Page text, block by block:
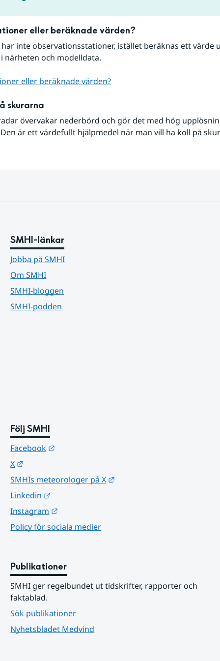
eller beräknade värden?
inte observationsstationer, istället beräknas ett värde
närheten och modelldata.
eller beräknade värden?
skurarna
övervakar nederbörd och gör det med hög
är ett värdefullt hjälpmedel när man vill ha koll på
SMHI-länkar
Jobba på SMHI
Om SMHI
SMHI-bloggen
SMHI-podden
Följ SMHI
Facebook
X
SMHIs meteorologer på X
Linkedin
Instagram
Policy för sociala medier
Publikationer
SMHI ger regelbundet ut tidskrifter, rapporter och
faktablad.
Sök publikationer
Nyhetsbladet Medvind